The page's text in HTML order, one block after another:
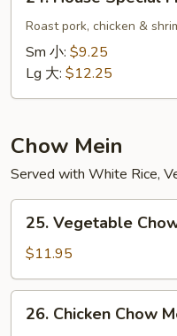
House
Special
Fried
Rice
饭
Roast pork, chicken &
Sm 小: $9.25
Lg 大: $12.25
Chow Mein
Served with White Rice,
Vegetable
Chow
Mein
素
25. Vegetable
$11.95
Chicken
26. Chicken Chow